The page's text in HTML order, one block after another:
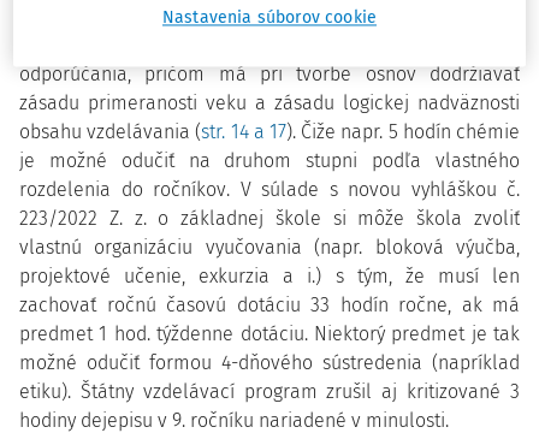
a počtov hodín predmetu do ročníkov v rámci stupňa
odporúčania, pričom má pri tvorbe osnov dodržiavať
zásadu primeranosti veku a zásadu logickej nadväznosti
obsahu vzdelávania (str. 14 a 17). Čiže napr. 5 hodín chémie
je možné odučiť na druhom stupni podľa vlastného
rozdelenia do ročníkov. V súlade s novou vyhláškou č.
223/2022 Z. z. o základnej škole si môže škola zvoliť
vlastnú organizáciu vyučovania (napr. bloková výučba,
projektové učenie, exkurzia a i.) s tým, že musí len
zachovať ročnú časovú dotáciu 33 hodín ročne, ak má
predmet 1 hod. týždenne dotáciu. Niektorý predmet je tak
možné odučiť formou 4-dňového sústredenia (napríklad
etiku). Štátny vzdelávací program zrušil aj kritizované 3
hodiny dejepisu v 9. ročníku nariadené v minulosti.
Nastavenia súborov cookie